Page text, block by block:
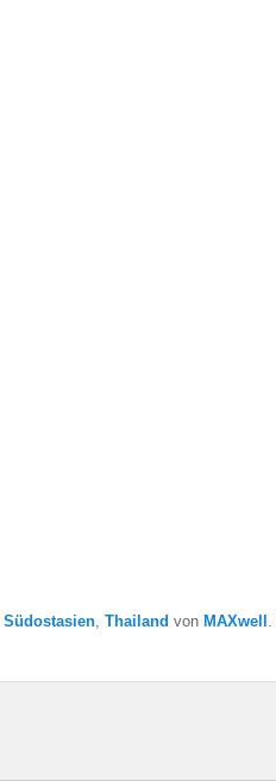
Südostasien Thailand von MAXwell